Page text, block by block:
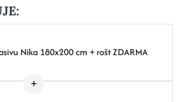
Nika 180x200 cm + rošt ZDARMA